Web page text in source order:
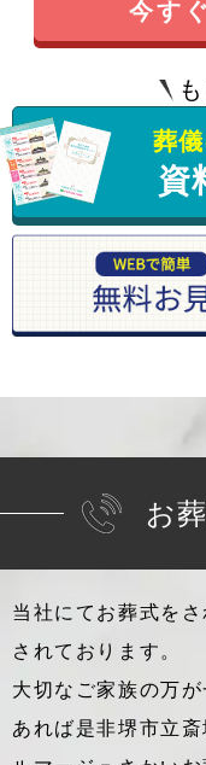
今すぐ
葬
資
お
当社にてお葬式を
されております。
大切なご家族の万
あれば是非堺市立